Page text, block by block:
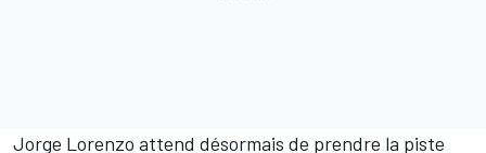
Jorge Lorenzo attend désormais de prendre la piste